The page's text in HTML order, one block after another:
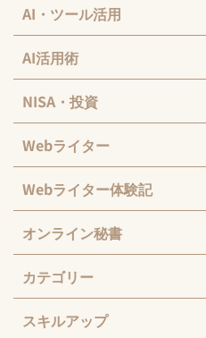
AI・ツール活用
AI活用術
NISA・投資
Webライター
Webライター体験記
オンライン秘書
カテゴリー
スキルアップ